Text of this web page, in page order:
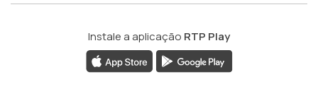
Instale a aplicação RTP Play